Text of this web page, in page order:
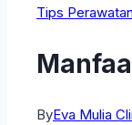
Tips
ByEva Mulia